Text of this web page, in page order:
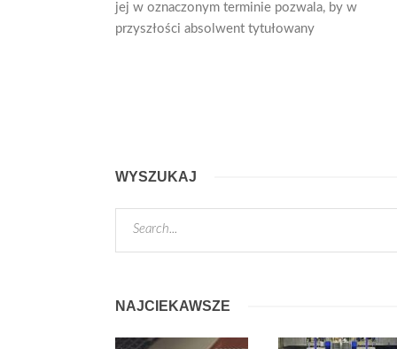
jej w oznaczonym terminie pozwala, by w
przyszłości absolwent tytułowany
WYSZUKAJ
NAJCIEKAWSZE